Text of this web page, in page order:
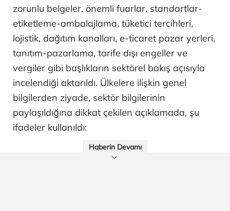
zorunlu belgeler, önemli fuarlar, standartlar-
etiketleme-ambalajlama, tüketici tercihleri,
lojistik, dağıtım kanalları, e-ticaret pazar yerleri,
tanıtım-pazarlama, tarife dışı engeller ve
vergiler gibi başlıkların sektörel bakış açısıyla
incelendiği aktarıldı. Ülkelere ilişkin genel
bilgilerden ziyade, sektör bilgilerinin
paylaşıldığına dikkat çekilen açıklamada, şu
ifadeler kullanıldı:
Haberin Devamı